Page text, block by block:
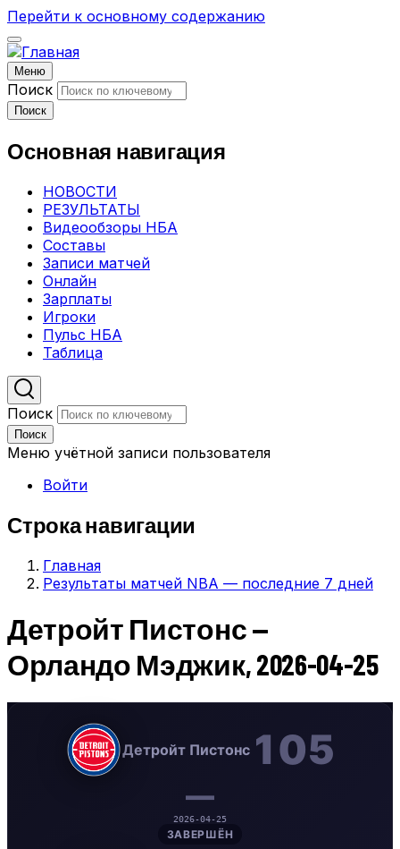
Перейти к основному содержанию
Меню
Поиск
Поиск
Основная навигация
НОВОСТИ
РЕЗУЛЬТАТЫ
Видеообзоры НБА
Составы
Записи матчей
Онлайн
Зарплаты
Игроки
Пульс НБА
Таблица
Поиск
Поиск
Меню учётной записи пользователя
Войти
Строка навигации
Главная
Результаты матчей NBA — последние 7 дней
Детройт Пистонс —
Орландо Мэджик, 2026-04-25
Детройт Пистонс105
—
2026-04-25
ЗАВЕРШЁН